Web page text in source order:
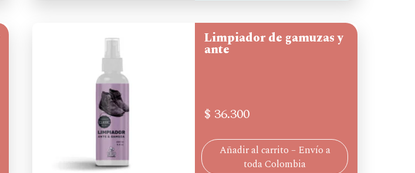
Limpiador de gamuzas y
ante
$ 36.300
Añadir al carrito – Envío a
toda Colombia